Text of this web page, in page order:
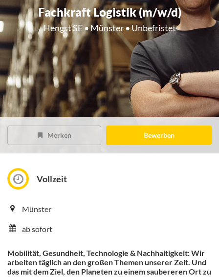
Fachkraft Logistik (m/w/d)
Hengst SE • Münster • Unbefristet
Merken Bewerben
Vollzeit
Münster
ab sofort
Mobilität, Gesundheit, Technologie & Nachhaltigkeit: Wir
arbeiten täglich an den großen Themen unserer Zeit. Und
das mit dem Ziel, den Planeten zu einem saubereren Ort zu